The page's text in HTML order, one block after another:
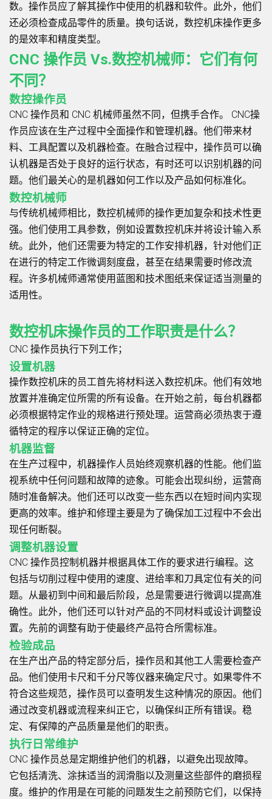
数。操作员应了解其操作中使用的机器和软件。此外，他们
还必须检查成品零件的质量。换句话说，数控机床操作更多
的是效率和精度类型。
CNC 操作员 Vs.数控机械师：它们有何
不同？
数控操作员
CNC 操作员和 CNC 机械师虽然不同，但携手合作。 CNC操
作员应该在生产过程中全面操作和管理机器。他们带来材
料、工具配置以及机器检查。在融合过程中，操作员可以确
认机器是否处于良好的运行状态，有时还可以识别机器的问
题。他们最关心的是机器如何工作以及产品如何标准化。
数控机械师
与传统机械师相比，数控机械师的操作更加复杂和技术性更
强。他们使用工具参数，例如设置数控机床并将设计输入系
统。此外，他们还需要为特定的工作安排机器，针对他们正
在进行的特定工作微调刻度盘，甚至在结果需要时修改流
程。许多机械师通常使用蓝图和技术图纸来保证适当测量的
适用性。
数控机床操作员的工作职责是什么？
CNC 操作员执行下列工作；
设置机器
操作数控机床的员工首先将材料送入数控机床。他们有效地
放置并准确定位所需的所有设备。在开始之前，每台机器都
必须根据特定作业的规格进行预处理。运营商必须热衷于遵
循特定的程序以保证正确的定位。
机器监督
在生产过程中，机器操作人员始终观察机器的性能。他们监
视系统中任何问题和故障的迹象。可能会出现纠纷，运营商
随时准备解决。他们还可以改变一些东西以在短时间内实现
更高的效率。维护和修理主要是为了确保加工过程中不会出
现任何断裂。
调整机器设置
CNC 操作员控制机器并根据具体工作的要求进行编程。这
包括与切削过程中使用的速度、进给率和刀具定位有关的问
题。从最初到中间和最后阶段，总是需要进行微调以提高准
确性。此外，他们还可以针对产品的不同材料或设计调整设
置。先前的调整有助于使最终产品符合所需标准。
检验成品
在生产出产品的特定部分后，操作员和其他工人需要检查产
品。他们使用卡尺和千分尺等仪器来确定尺寸。如果零件不
符合这些规范，操作员可以查明发生这种情况的原因。他们
通过改变机器或流程来纠正它，以确保纠正所有错误。稳
定、有保障的产品质量是他们的职责。
执行日常维护
CNC 操作员总是定期维护他们的机器，以避免出现故障。
它包括清洗、涂抹适当的润滑脂以及测量这些部件的磨损程
度。维护的作用是在可能的问题发生之前预防它们，以保持